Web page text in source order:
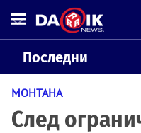
Последни
МОНТАНА
След